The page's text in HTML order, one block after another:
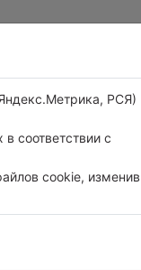
РСЯ)
соответствии с
cookie, изменив